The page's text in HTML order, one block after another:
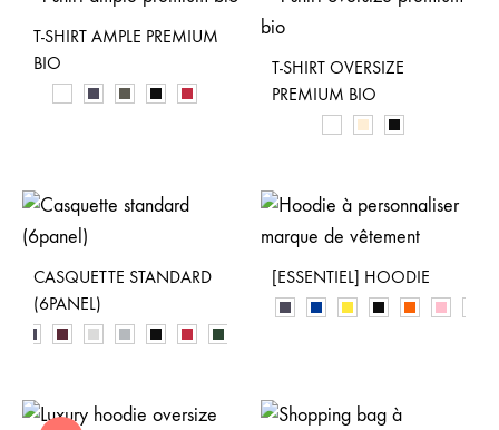
T-SHIRT AMPLE PREMIUM
BIO
T-SHIRT OVERSIZE
PREMIUM BIO
CASQUETTE STANDARD
(6PANEL)
[ESSENTIEL] HOODIE